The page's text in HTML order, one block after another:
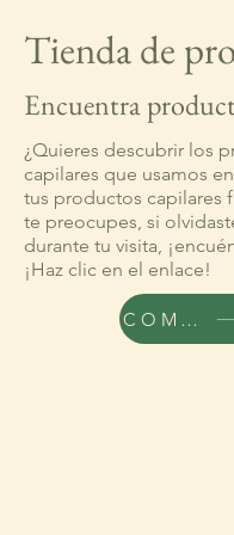
Tienda de
Encuentra
¿Quieres descubrir los
capilares que usamos
tus productos capilares
te preocupes, si
durante tu visita,
¡Haz clic en el enlace!
COMERCIO